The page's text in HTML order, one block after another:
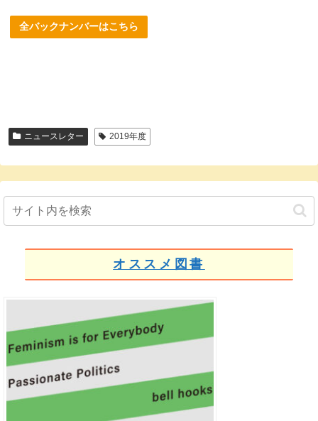
全バックナンバーはこちら
ニュースレター 2019年度
オススメ図書